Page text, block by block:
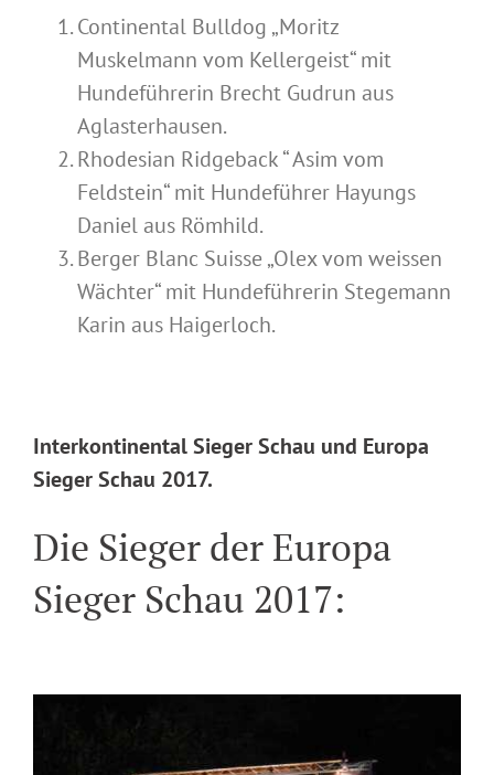
Continental Bulldog „Moritz
Muskelmann vom Kellergeist“ mit
Hundeführerin Brecht Gudrun aus
Aglasterhausen.
Rhodesian Ridgeback “ Asim vom
Feldstein“ mit Hundeführer Hayungs
Daniel aus Römhild.
Berger Blanc Suisse „Olex vom weissen
Wächter“ mit Hundeführerin Stegemann
Karin aus Haigerloch.
Interkontinental Sieger Schau und Europa
Sieger Schau 2017.
Die Sieger der Europa
Sieger Schau 2017: